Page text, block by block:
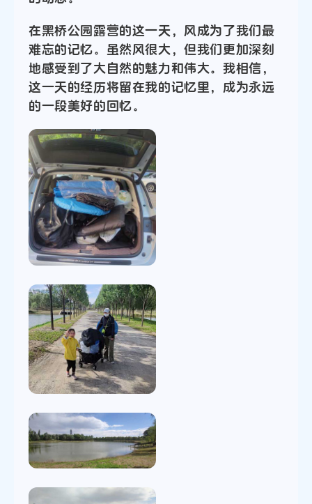
在黑桥公园露营的这一天，风成为了我们最
难忘的记忆。虽然风很大，但我们更加深刻
地感受到了大自然的魅力和伟大。我相信，
这一天的经历将留在我的记忆里，成为永远
的一段美好的回忆。